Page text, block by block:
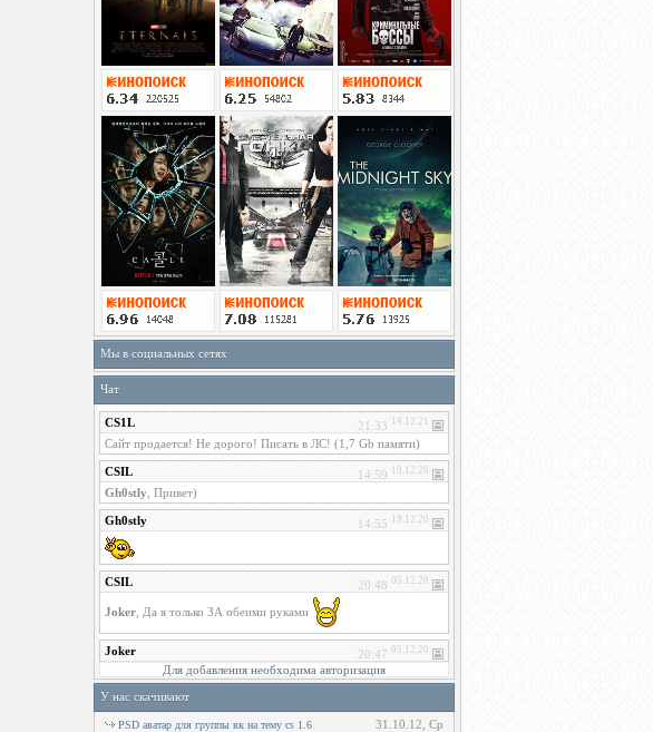
Мы в социальных сетях
Чат
Для добавления необходима авторизация
У нас скачивают
31.10.12, Ср
PSD аватар для группы вк на тему cs 1.6